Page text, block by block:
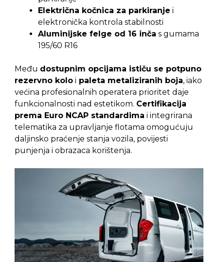
Električna kočnica za parkiranje i
elektronička kontrola stabilnosti
Aluminijske felge od 16 inča s gumama
195/60 R16
Među dostupnim opcijama ističu se potpuno
rezervno kolo i paleta metaliziranih boja, iako
većina profesionalnih operatera prioritet daje
funkcionalnosti nad estetikom. Certifikacija
prema Euro NCAP standardima i integrirana
telematika za upravljanje flotama omogućuju
daljinsko praćenje stanja vozila, povijesti
punjenja i obrazaca korištenja.